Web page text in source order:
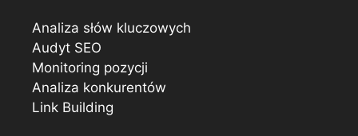
Analiza słów kluczowych
Audyt SEO
Monitoring pozycji
Analiza konkurentów
Link Building